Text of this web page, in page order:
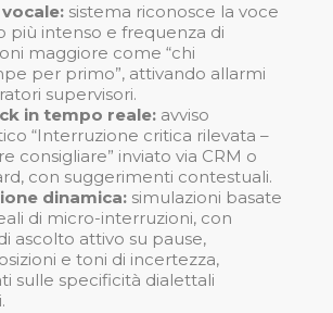
sistema riconosce la voce
più intenso e frequenza di
maggiore come “chi
per primo”, attivando allarmi
supervisori.
in tempo reale: avviso
“Interruzione critica rilevata –
consigliare” inviato via CRM o
con suggerimenti contestuali.
dinamica: simulazioni basate
di micro-interruzioni, con
ascolto attivo su pause,
e toni di incertezza,
sulle specificità dialettali